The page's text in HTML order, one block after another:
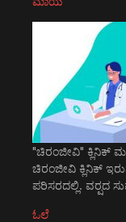
"ಚಿರಂಜೀವಿ" ಕ್ಲಿನಿಕ್
ಚಿರಂಜೀವಿ ಕ್ಲಿನಿಕ್
ಪರಿಸರದಲ್ಲಿ. ವರ್‍ಷದ
ಓಲೆ